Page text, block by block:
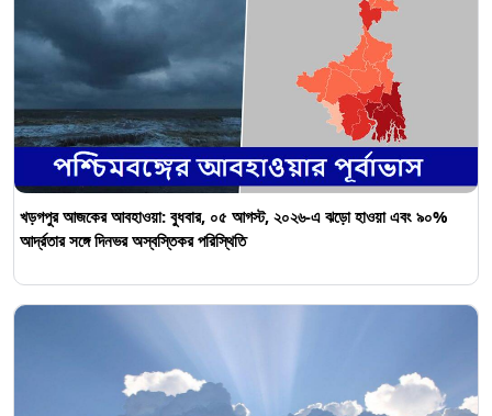
খড়গপুর আজকের আবহাওয়া: বুধবার, ০৫ আগস্ট, ২০২৬-এ ঝড়ো হাওয়া এবং ৯০%
আর্দ্রতার সঙ্গে দিনভর অস্বস্তিকর পরিস্থিতি